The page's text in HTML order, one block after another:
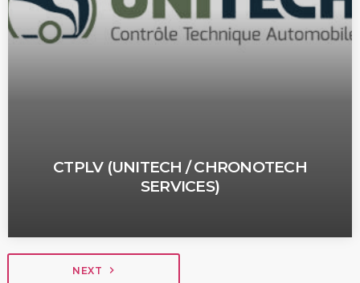
CTPLV (UNITECH / CHRONOTECH
SERVICES)
NEXT navigate_next